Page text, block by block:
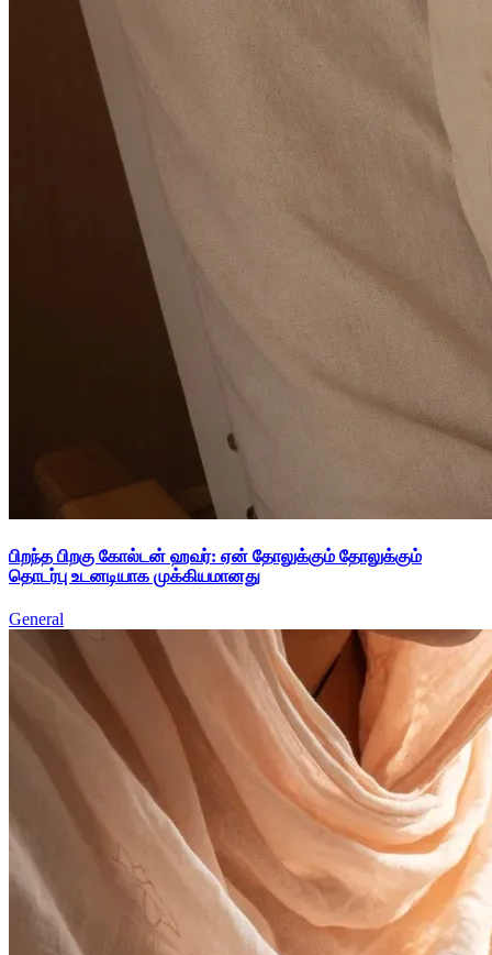
பிறந்த பிறகு கோல்டன் ஹவர்: ஏன் தோலுக்கும் தோலுக்கும்
தொடர்பு உடனடியாக முக்கியமானது
General